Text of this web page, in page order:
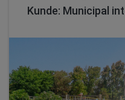
Kunde: Municipal